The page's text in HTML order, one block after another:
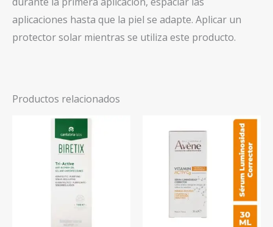
aplicaciones hasta que la piel se adapte. Aplicar un
protector solar mientras se utiliza este producto.
Productos relacionados